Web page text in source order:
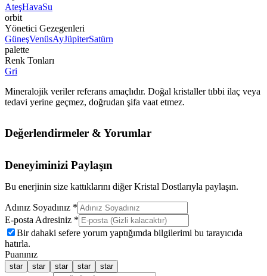
AteşHavaSu
orbit
Yönetici Gezegenleri
GüneşVenüsAyJüpiterSatürn
palette
Renk Tonları
Gri
Mineralojik veriler referans amaçlıdır. Doğal kristaller tıbbi ilaç veya
tedavi yerine geçmez, doğrudan şifa vaat etmez.
Değerlendirmeler & Yorumlar
Deneyiminizi Paylaşın
Bu enerjinin size kattıklarını diğer Kristal Dostlarıyla paylaşın.
Adınız Soyadınız *
E-posta Adresiniz *
Bir dahaki sefere yorum yaptığımda bilgilerimi bu tarayıcıda
hatırla.
Puanınız
star star star star star